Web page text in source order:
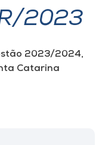
2023
2023/2024,
Catarina